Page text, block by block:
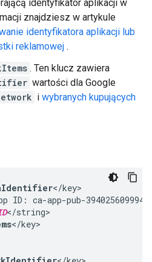
identyfikator aplikacji w
znajdziesz w artykule
identyfikatora aplikacji lub
reklamowej .
. Ten klucz zawiera
wartości dla Google
i wybranych kupujących
</key>
ID: ca-app-pub-
</string>
</key>